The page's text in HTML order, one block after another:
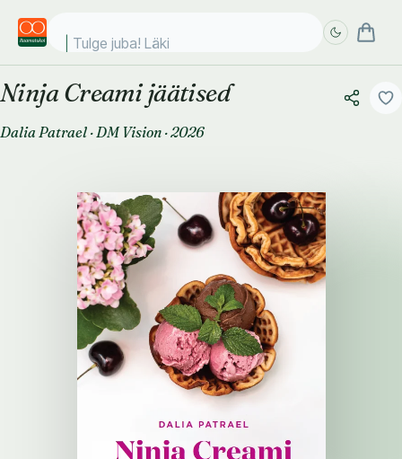
Tulge juba! Läki ko
Ninja Creami jäätised
Dalia Patrael ·DM Vision ·2026